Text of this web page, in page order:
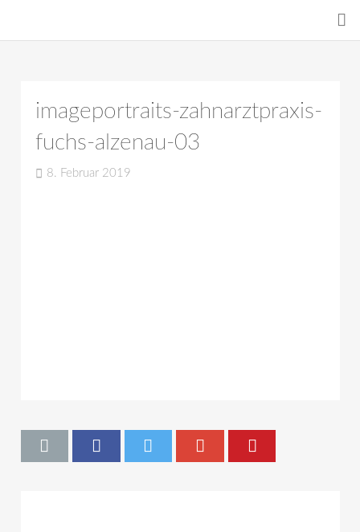
imageportraits-zahnarztpraxis-
fuchs-alzenau-03
8. Februar 2019